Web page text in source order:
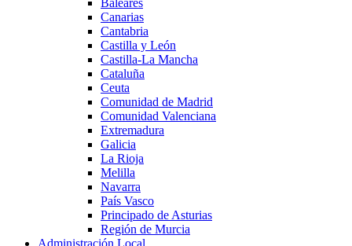
Canarias
Cantabria
Castilla y León
Castilla-La Mancha
Cataluña
Ceuta
Comunidad de Madrid
Comunidad Valenciana
Extremadura
Galicia
La Rioja
Melilla
Navarra
País Vasco
Principado de Asturias
Región de Murcia
Administración Local